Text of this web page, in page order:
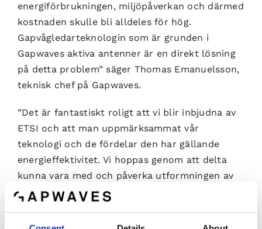
energiförbrukningen, miljöpåverkan och därmed
kostnaden skulle bli alldeles för hög.
Gapvågledarteknologin som är grunden i
Gapwaves aktiva antenner är en direkt lösning
på detta problem” säger Thomas Emanuelsson,
teknisk chef på Gapwaves.
”Det är fantastiskt roligt att vi blir inbjudna av
ETSI och att man uppmärksammat vår
teknologi och de fördelar den har gällande
energieffektivitet. Vi hoppas genom att delta
kunna vara med och påverka utformningen av
standarder för framtidens 5G-nät” säger Lars-